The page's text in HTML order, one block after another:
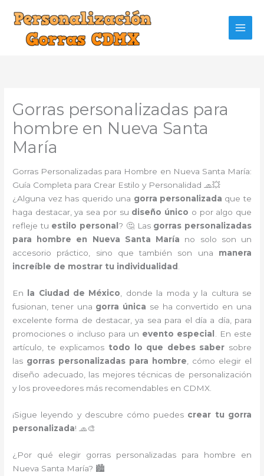
contenido
Gorras personalizadas para
hombre en Nueva Santa
María
Gorras Personalizadas para Hombre en Nueva Santa María:
Guía Completa para Crear Estilo y Personalidad 🧢💥
¿Alguna vez has querido una gorra personalizada que te
haga destacar, ya sea por su diseño único o por algo que
refleje tu estilo personal ? 🤔 Las gorras personalizadas
para hombre en Nueva Santa María no solo son un
accesorio práctico, sino que también son una manera
increíble de mostrar tu individualidad .
En la Ciudad de México , donde la moda y la cultura se
fusionan, tener una gorra única se ha convertido en una
excelente forma de destacar, ya sea para el día a día, para
promociones o incluso para un evento especial
. En este
artículo, te explicamos todo lo que debes saber sobre
las gorras personalizadas para hombre , cómo elegir el
diseño adecuado, las mejores técnicas de personalización
y los proveedores más recomendables en CDMX.
¡Sigue leyendo y descubre cómo puedes crear tu gorra
personalizada! 🧢🎨
¿Por qué elegir gorras personalizadas para hombre en
Nueva Santa María? 🏙️